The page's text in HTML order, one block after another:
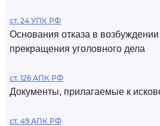
ст. 24 УПК РФ
Основания отказа в
прекращения уголовного дела
ст. 126 АПК РФ
Документы, прилагаемые к
ст. 49 АПК РФ